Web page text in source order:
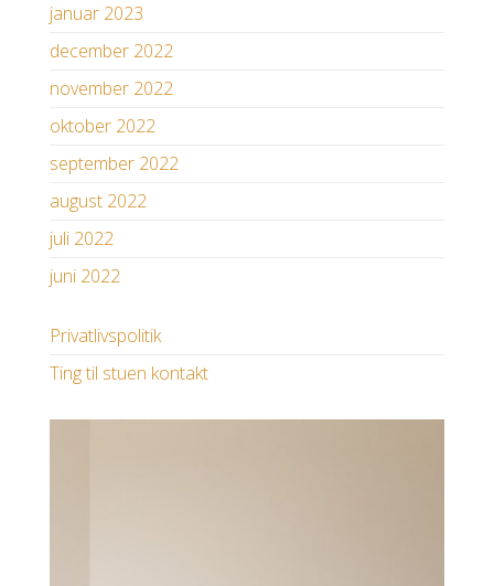
januar 2023
december 2022
november 2022
oktober 2022
september 2022
august 2022
juli 2022
juni 2022
Privatlivspolitik
Ting til stuen kontakt